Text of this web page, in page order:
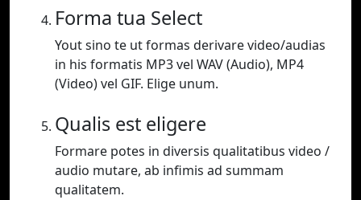
Forma tua Select
Yout sino te ut formas derivare video/audias
in his formatis MP3 vel WAV (Audio), MP4
(Video) vel GIF. Elige unum.
Qualis est eligere
Formare potes in diversis qualitatibus video /
audio mutare, ab infimis ad summam
qualitatem.